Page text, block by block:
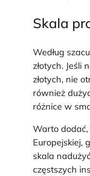
Skala
Według
złotych. Jeśli
złotych, nie
również
różnice w
Warto
Europejskiej,
skala
częstszych